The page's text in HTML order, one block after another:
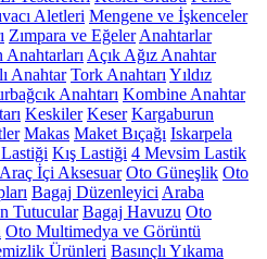
Aletleri Mengene ve İşkenceler
Zımpara ve Eğeler Anahtarlar
Anahtarları Açık Ağız Anahtar
Anahtar Tork Anahtarı Yıldız
Anahtarı Kombine Anahtar
Keskiler Keser Kargaburun
Makas Maket Bıçağı Iskarpela
Kış Lastiği 4 Mevsim Lastik
Araç İçi Aksesuar Oto Güneşlik Oto
Bagaj Düzenleyici Araba
Tutucular Bagaj Havuzu Oto
Oto Multimedya ve Görüntü
Ürünleri Basınçlı Yıkama